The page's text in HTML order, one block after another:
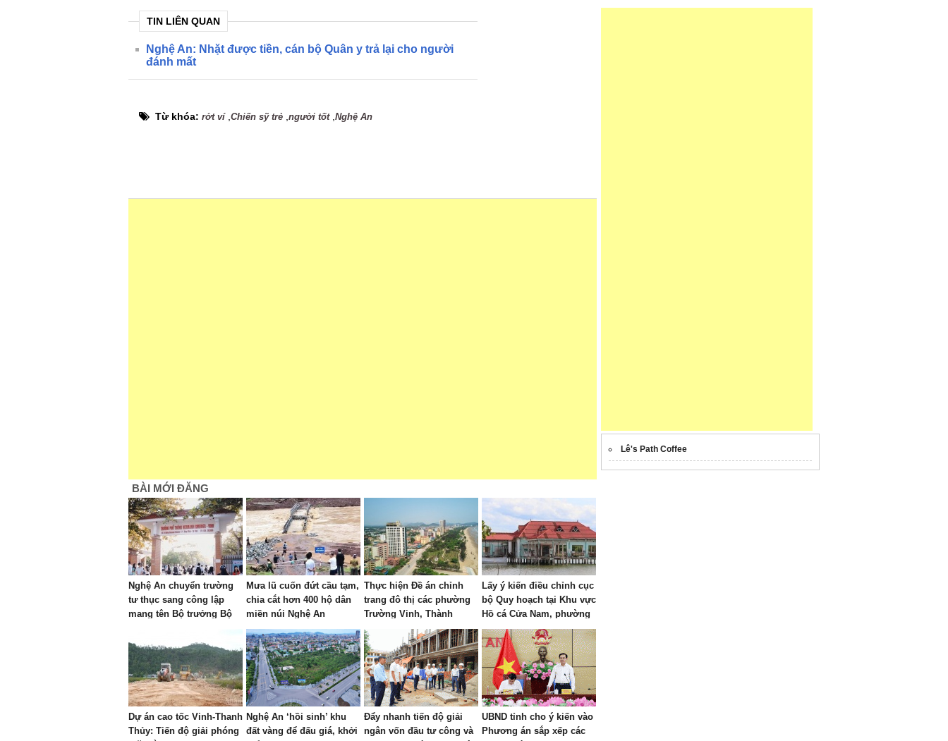
TIN LIÊN QUAN
Nghệ An: Nhặt được tiền, cán bộ Quân y trả lại cho người
đánh mất
Từ khóa: rớt ví, Chiến sỹ trẻ người tốt, Nghệ An
BÀI MỚI ĐĂNG
Nghệ An chuyển trường
tư thục sang công lập
mang tên Bộ trưởng Bộ
Mưa lũ cuốn đứt cầu tạm,
chia cắt hơn 400 hộ dân
miền núi Nghệ An
Thực hiện Đề án chỉnh
trang đô thị các phường
Trường Vinh, Thành
Vinh, Vinh Lộc, Vinh
Hưng, Vinh Phú và Cửa
Lò giai đoạn 2026 – 2030
Lấy ý kiến điều chỉnh cục
bộ Quy hoạch tại Khu vực
Hồ cá Cửa Nam, phường
Thành Vinh
Dự án cao tốc Vinh-Thanh
Thủy: Tiến độ giải phóng
Nghệ An ‘hồi sinh’ khu
đất vàng để đấu giá, khởi
Đẩy nhanh tiến độ giải
ngân vốn đầu tư công và
UBND tỉnh cho ý kiến vào
Phương án sắp xếp các
Lê's Path Coffee